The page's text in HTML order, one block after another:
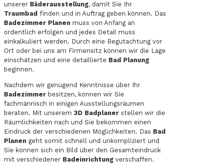
unserer Bäderausstellung, damit Sie Ihr
Traumbad finden und in Auftrag geben können. Das
Badezimmer Planen muss von Anfang an
ordentlich erfolgen und jedes Detail muss
einkalkuliert werden. Durch eine Begutachtung vor
Ort oder bei uns am Firmensitz können wir die Lage
einschätzen und eine detaillierte Bad Planung
beginnen.
Nachdem wir genügend Kenntnisse über Ihr
Badezimmer besitzen, können wir Sie
fachmännisch in einigen Ausstellungsräumen
beraten. Mit unserem 3D Badplaner stellen wir die
Räumlichkeiten nach und Sie bekommen einen
Eindruck der verschiedenen Möglichkeiten. Das Bad
Planen geht somit schnell und unkompliziert und
Sie können sich ein Bild über den Gesamteindruck
mit verschiedener Badeinrichtung verschaffen.